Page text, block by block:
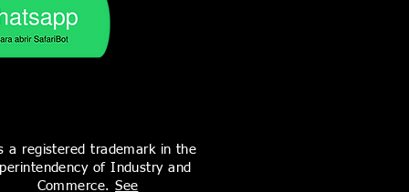
a registered trademark in the
of Industry and
Commerce.See